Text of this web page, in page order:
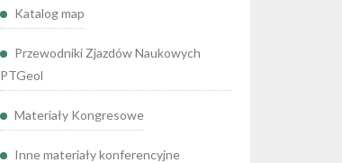
Katalog map
Przewodniki Zjazdów Naukowych
PTGeol
Materiały Kongresowe
Inne materiały konferencyjne